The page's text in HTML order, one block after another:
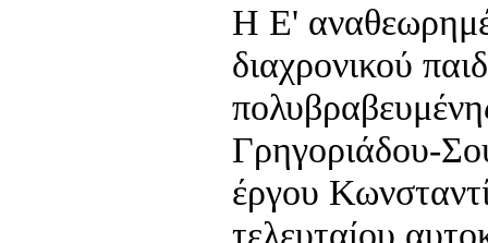
Η Ε'
διαχρονικού
Γρηγοριάδου-
έργου
τελευταίου